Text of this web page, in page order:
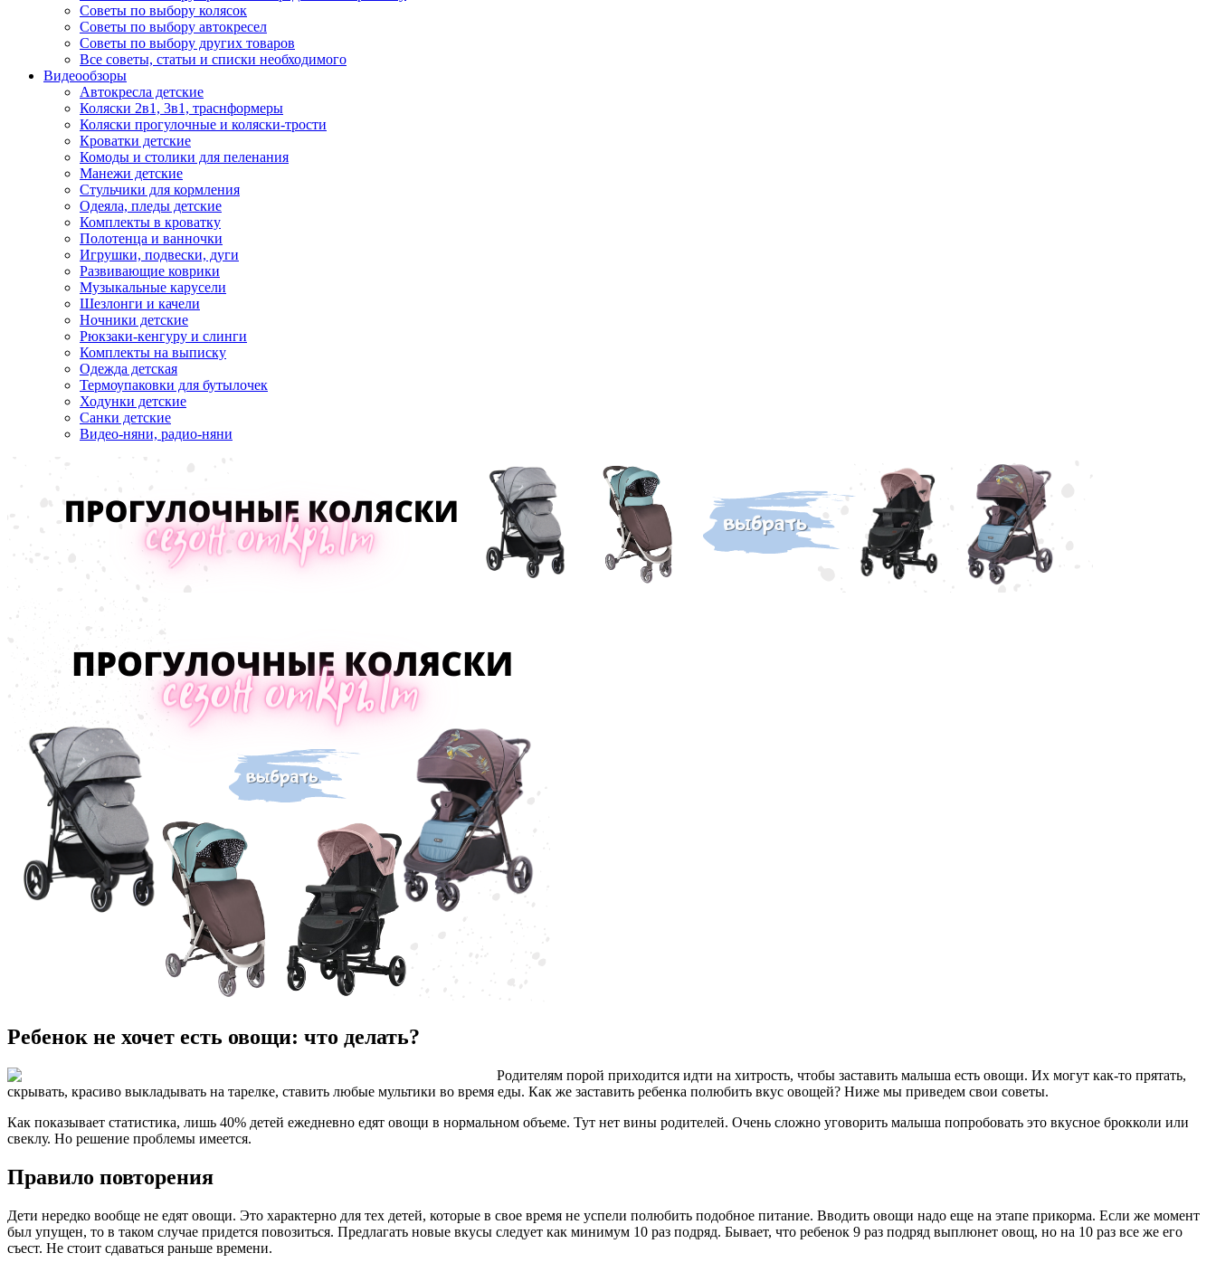
Советы по выбору колясок
Советы по выбору автокресел
Советы по выбору других товаров
Все советы, статьи и списки необходимого
Видеообзоры
Автокресла детские
Коляски 2в1, 3в1, траснформеры
Коляски прогулочные и коляски-трости
Кроватки детские
Комоды и столики для пеленания
Манежи детские
Стульчики для кормления
Одеяла, пледы детские
Комплекты в кроватку
Полотенца и ванночки
Игрушки, подвески, дуги
Развивающие коврики
Музыкальные карусели
Шезлонги и качели
Ночники детские
Рюкзаки-кенгуру и слинги
Комплекты на выписку
Одежда детская
Термоупаковки для бутылочек
Ходунки детские
Санки детские
Видео-няни, радио-няни
Ребенок не хочет есть овощи: что делать?
Родителям порой приходится идти на хитрость, чтобы заставить малыша есть овощи. Их могут как-то прятать,
скрывать, красиво выкладывать на тарелке, ставить любые мультики во время еды. Как же заставить ребенка полюбить вкус овощей? Ниже мы приведем свои советы.
Как показывает статистика, лишь 40% детей ежедневно едят овощи в нормальном объеме. Тут нет вины родителей. Очень сложно уговорить малыша попробовать это вкусное брокколи или
свеклу. Но решение проблемы имеется.
Правило повторения
Дети нередко вообще не едят овощи. Это характерно для тех детей, которые в свое время не успели полюбить подобное питание. Вводить овощи надо еще на этапе прикорма. Если же момент
был упущен, то в таком случае придется повозиться. Предлагать новые вкусы следует как минимум 10 раз подряд. Бывает, что ребенок 9 раз подряд выплюнет овощ, но на 10 раз все же его
съест. Не стоит сдаваться раньше времени.